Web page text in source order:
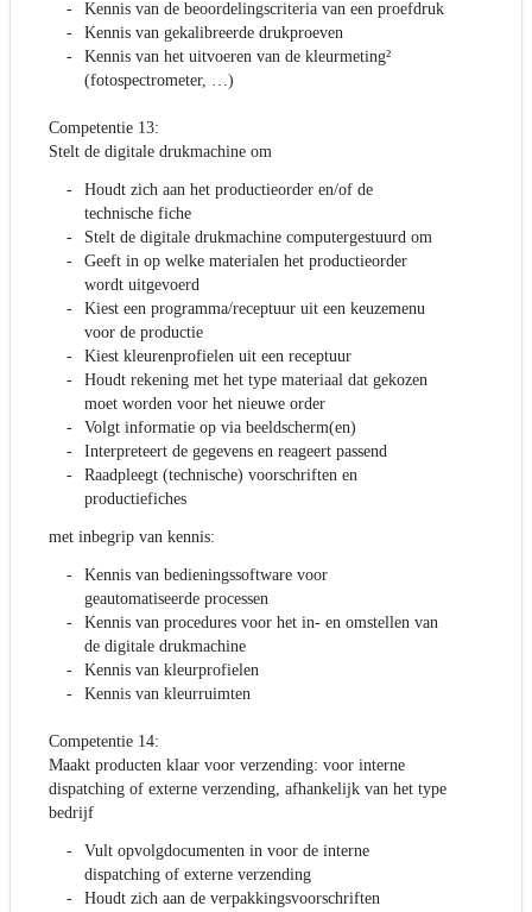
Kennis van de beoordelingscriteria van een proefdruk
Kennis van gekalibreerde drukproeven
Kennis van het uitvoeren van de kleurmeting²
(fotospectrometer, …)
Competentie 13:
Stelt de digitale drukmachine om
Houdt zich aan het productieorder en/of de
technische fiche
Stelt de digitale drukmachine computergestuurd om
Geeft in op welke materialen het productieorder
wordt uitgevoerd
Kiest een programma/receptuur uit een keuzemenu
voor de productie
Kiest kleurenprofielen uit een receptuur
Houdt rekening met het type materiaal dat gekozen
moet worden voor het nieuwe order
Volgt informatie op via beeldscherm(en)
Interpreteert de gegevens en reageert passend
Raadpleegt (technische) voorschriften en
productiefiches
met inbegrip van kennis:
Kennis van bedieningssoftware voor
geautomatiseerde processen
Kennis van procedures voor het in- en omstellen van
de digitale drukmachine
Kennis van kleurprofielen
Kennis van kleurruimten
Competentie 14:
Maakt producten klaar voor verzending: voor interne
dispatching of externe verzending, afhankelijk van het type
bedrijf
Vult opvolgdocumenten in voor de interne
dispatching of externe verzending
Houdt zich aan de verpakkingsvoorschriften